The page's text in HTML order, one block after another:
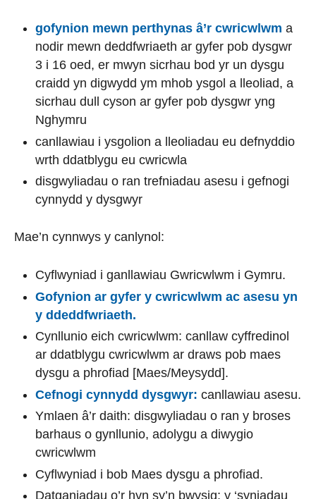
gofynion mewn perthynas â’r cwricwlwm a
nodir mewn deddfwriaeth ar gyfer pob dysgwr
3 i 16 oed, er mwyn sicrhau bod yr un dysgu
craidd yn digwydd ym mhob ysgol a lleoliad, a
sicrhau dull cyson ar gyfer pob dysgwr yng
Nghymru
canllawiau i ysgolion a lleoliadau eu defnyddio
wrth ddatblygu eu cwricwla
disgwyliadau o ran trefniadau asesu i gefnogi
cynnydd y dysgwyr
Mae’n cynnwys y canlynol:
Cyflwyniad i ganllawiau Gwricwlwm i Gymru.
Gofynion ar gyfer y cwricwlwm ac asesu yn
y ddeddfwriaeth.
Cynllunio eich cwricwlwm: canllaw cyffredinol
ar ddatblygu cwricwlwm ar draws pob maes
dysgu a phrofiad [Maes/Meysydd].
Cefnogi cynnydd dysgwyr: canllawiau asesu.
Ymlaen â’r daith: disgwyliadau o ran y broses
barhaus o gynllunio, adolygu a diwygio
cwricwlwm
Cyflwyniad i bob Maes dysgu a phrofiad.
Datganiadau o’r hyn sy’n bwysig: y ‘syniadau